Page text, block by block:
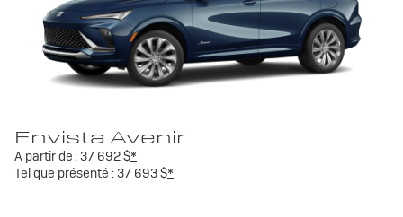
Envista Avenir
A partir de :37 692 $*
Tel que présenté :37 693 $*